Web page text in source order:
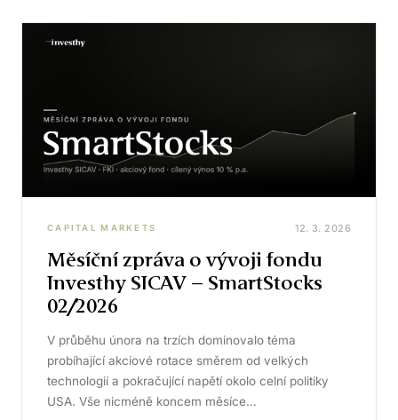
CAPITAL MARKETS 12. 3. 2026
Měsíční zpráva o vývoji fondu
Investhy SICAV – SmartStocks
02/2026
V průběhu února na trzích dominovalo téma
probíhající akciové rotace směrem od velkých
technologií a pokračující napětí okolo celní politiky
USA. Vše nicméně koncem měsíce…